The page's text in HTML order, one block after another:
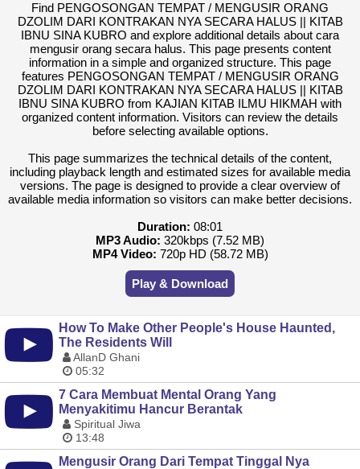
Find PENGOSONGAN TEMPAT / MENGUSIR ORANG
DZOLIM DARI KONTRAKAN NYA SECARA HALUS || KITAB
IBNU SINA KUBRO and explore additional details about cara
mengusir orang secara halus. This page presents content
information in a simple and organized structure. This page
features PENGOSONGAN TEMPAT / MENGUSIR ORANG
DZOLIM DARI KONTRAKAN NYA SECARA HALUS || KITAB
IBNU SINA KUBRO from KAJIAN KITAB ILMU HIKMAH with
organized content information. Visitors can review the details
before selecting available options.
This page summarizes the technical details of the content,
including playback length and estimated sizes for available media
versions. The page is designed to provide a clear overview of
available media information so visitors can make better decisions.
Duration: 08:01
MP3 Audio: 320kbps (7.52 MB)
MP4 Video: 720p HD (58.72 MB)
Play & Download
How To Make Other People's House Haunted,
The Residents Will
AllanD Ghani
05:32
7 Cara Membuat Mental Orang Yang
Menyakitimu Hancur Berantak
Spiritual Jiwa
13:48
Mengusir Orang Dari Tempat Tinggal Nya